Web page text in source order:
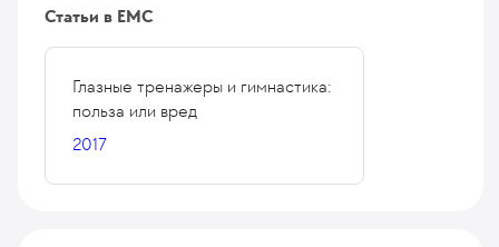
Статьи в ЕМС
Глазные тренажеры и гимнастика:
польза или вред
2017